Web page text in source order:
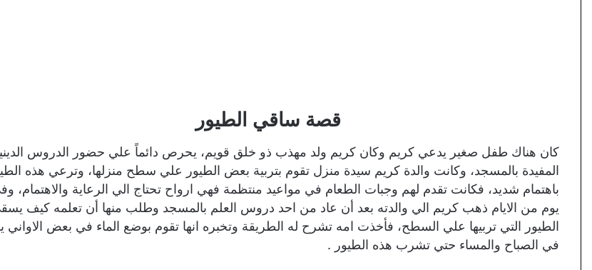
قصة ساقي الطيور
كان هناك طفل صغير يدعي كريم وكان كريم ولد مهذب ذو خلق قويم، يحرص دائماً علي حضور الدروس
المفيدة بالمسجد، وكانت والدة كريم سيدة منزل تقوم بتربية بعض الطيور علي سطح منزلها، وترعي هذه
باهتمام شديد، فكانت تقدم لهم وجبات الطعام في مواعيد منتظمة فهي ارواح تحتاج الي الرعاية والاهتمام،
يوم من الايام ذهب كريم الي والدته بعد أن عاد من احد دروس العلم بالمسجد وطلب منها أن تعلمه كيف
الطيور التي تربيها علي السطح، فأخذت امه تشرح له الطريقة وتخبره انها تقوم بوضع الماء في بعض الاواني
في الصباح والمساء حتي تشرب هذه الطيور .